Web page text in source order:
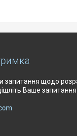
запитання щодо
Ваше